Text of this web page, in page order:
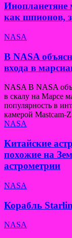
Инопланетяне
как шпионов,
NASA
В NASA
входа в
NASA В NASA
в скалу на Марсе
популярность в
камерой Mastcam-
NASA
Китайские
похожие на
астрометрии
NASA
Корабль
NASA